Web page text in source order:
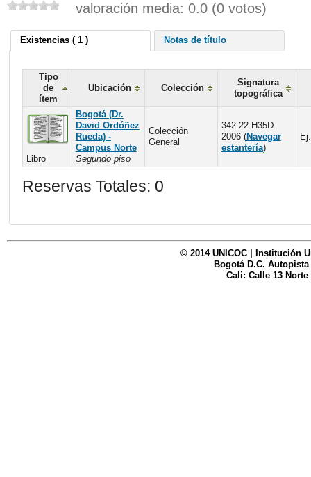
valoración media: 0.0 (0 votos)
Existencias ( 1 ) Notas de título
Tipo
de
ítem
Ubicación Colección
Signatura
topográfica
Libro
Bogotá (Dr.
David Ordóñez
Rueda) -
Campus Norte
Segundo piso
Colección
General
342.22 H35D
2006 (Navegar
estantería)
Reservas Totales: 0
© 2014 UNICOC | Institución
Bogotá D.C. Autopista
Cali: Calle 13 Norte